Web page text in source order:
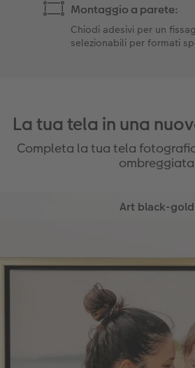
Montaggio a parete:
Chiodi adesivi per un
selezionabili per formati
La tua tela in una
Completa la tua tela
ombreggiata